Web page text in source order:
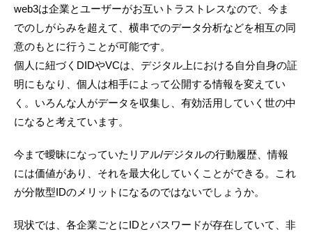
web3は企業とユーザーがお互いトラストレスなので、今ま
でのしがらみを超えて、横串でのデータ分析などを相互の同
意のもとに行うことが可能です。
個人に紐づくDIDやVCは、デジタル上における自分自身の証
明にもなり、個人は相手によって公開する情報を変えてい
く。いろんな人がデータを収集し、有効活用していく世の中
になると考えています。
今まで曖昧になっていたリアル/デジタルの行動履歴、情報
には価値があり、それを最大化していくことができる。これ
が分散型IDのメリットになるのではないでしょうか。
現状では、各企業ごとにIDとパスワードが存在していて、非